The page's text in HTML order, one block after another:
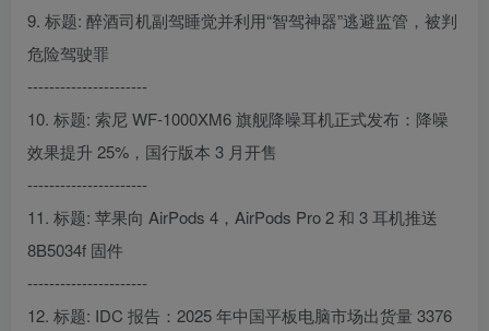
9. 标题: 醉酒司机副驾睡觉并利用“智驾神器”逃避监管，被判
危险驾驶罪
----------------------
10. 标题: 索尼 WF-1000XM6 旗舰降噪耳机正式发布：降噪
效果提升 25%，国行版本 3 月开售
----------------------
11. 标题: 苹果向 AirPods 4，AirPods Pro 2 和 3 耳机推送
8B5034f 固件
----------------------
12. 标题: IDC 报告：2025 年中国平板电脑市场出货量 3376